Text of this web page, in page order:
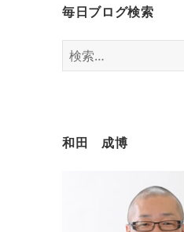
毎日ブログ検索
検
索:
和田 成博